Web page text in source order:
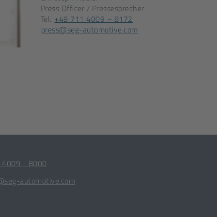
Press Officer / Pressesprecher
Tel. [Öffnet
in
+49 711 4009 – 8172
[Öffnet
press@seg-automotive.com
- 8000
automotive.com